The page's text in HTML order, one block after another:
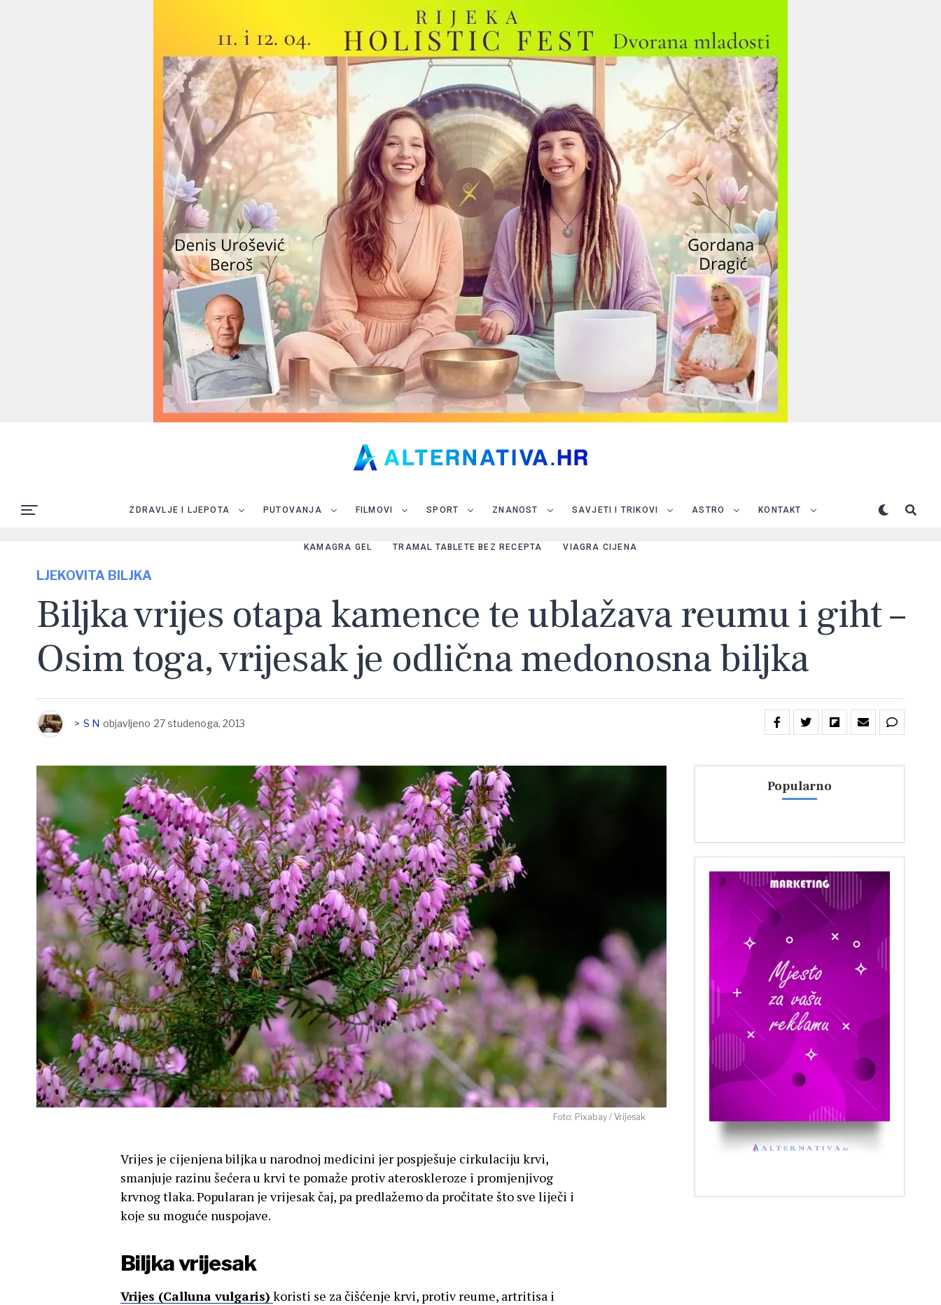
ZDRAVLJE I LJEPOTA PUTOVANJA FILMOVI SPORT ZNANOST SAVJETI I TRIKOVI ASTRO KONTAKT
KAMAGRA GEL TRAMAL TABLETE BEZ RECEPTA VIAGRA CIJENA
LJEKOVITA BILJKA
Biljka vrijes otapa kamence te ublažava reumu i giht –
Osim toga, vrijesak je odlična medonosna biljka
> S N objavljeno 27 studenoga, 2013
Foto: Pixabay / Vrijesak
Vrijes je cijenjena biljka u narodnoj medicini jer pospješuje cirkulaciju krvi,
smanjuje razinu šećera u krvi te pomaže protiv ateroskleroze i promjenjivog
krvnog tlaka. Popularan je vrijesak čaj, pa predlažemo da pročitate što sve liječi i
koje su moguće nuspojave.
Biljka vrijesak
Vrijes (Calluna vulgaris) koristi se za čišćenje krvi, protiv reume, artritisa i
Popularno